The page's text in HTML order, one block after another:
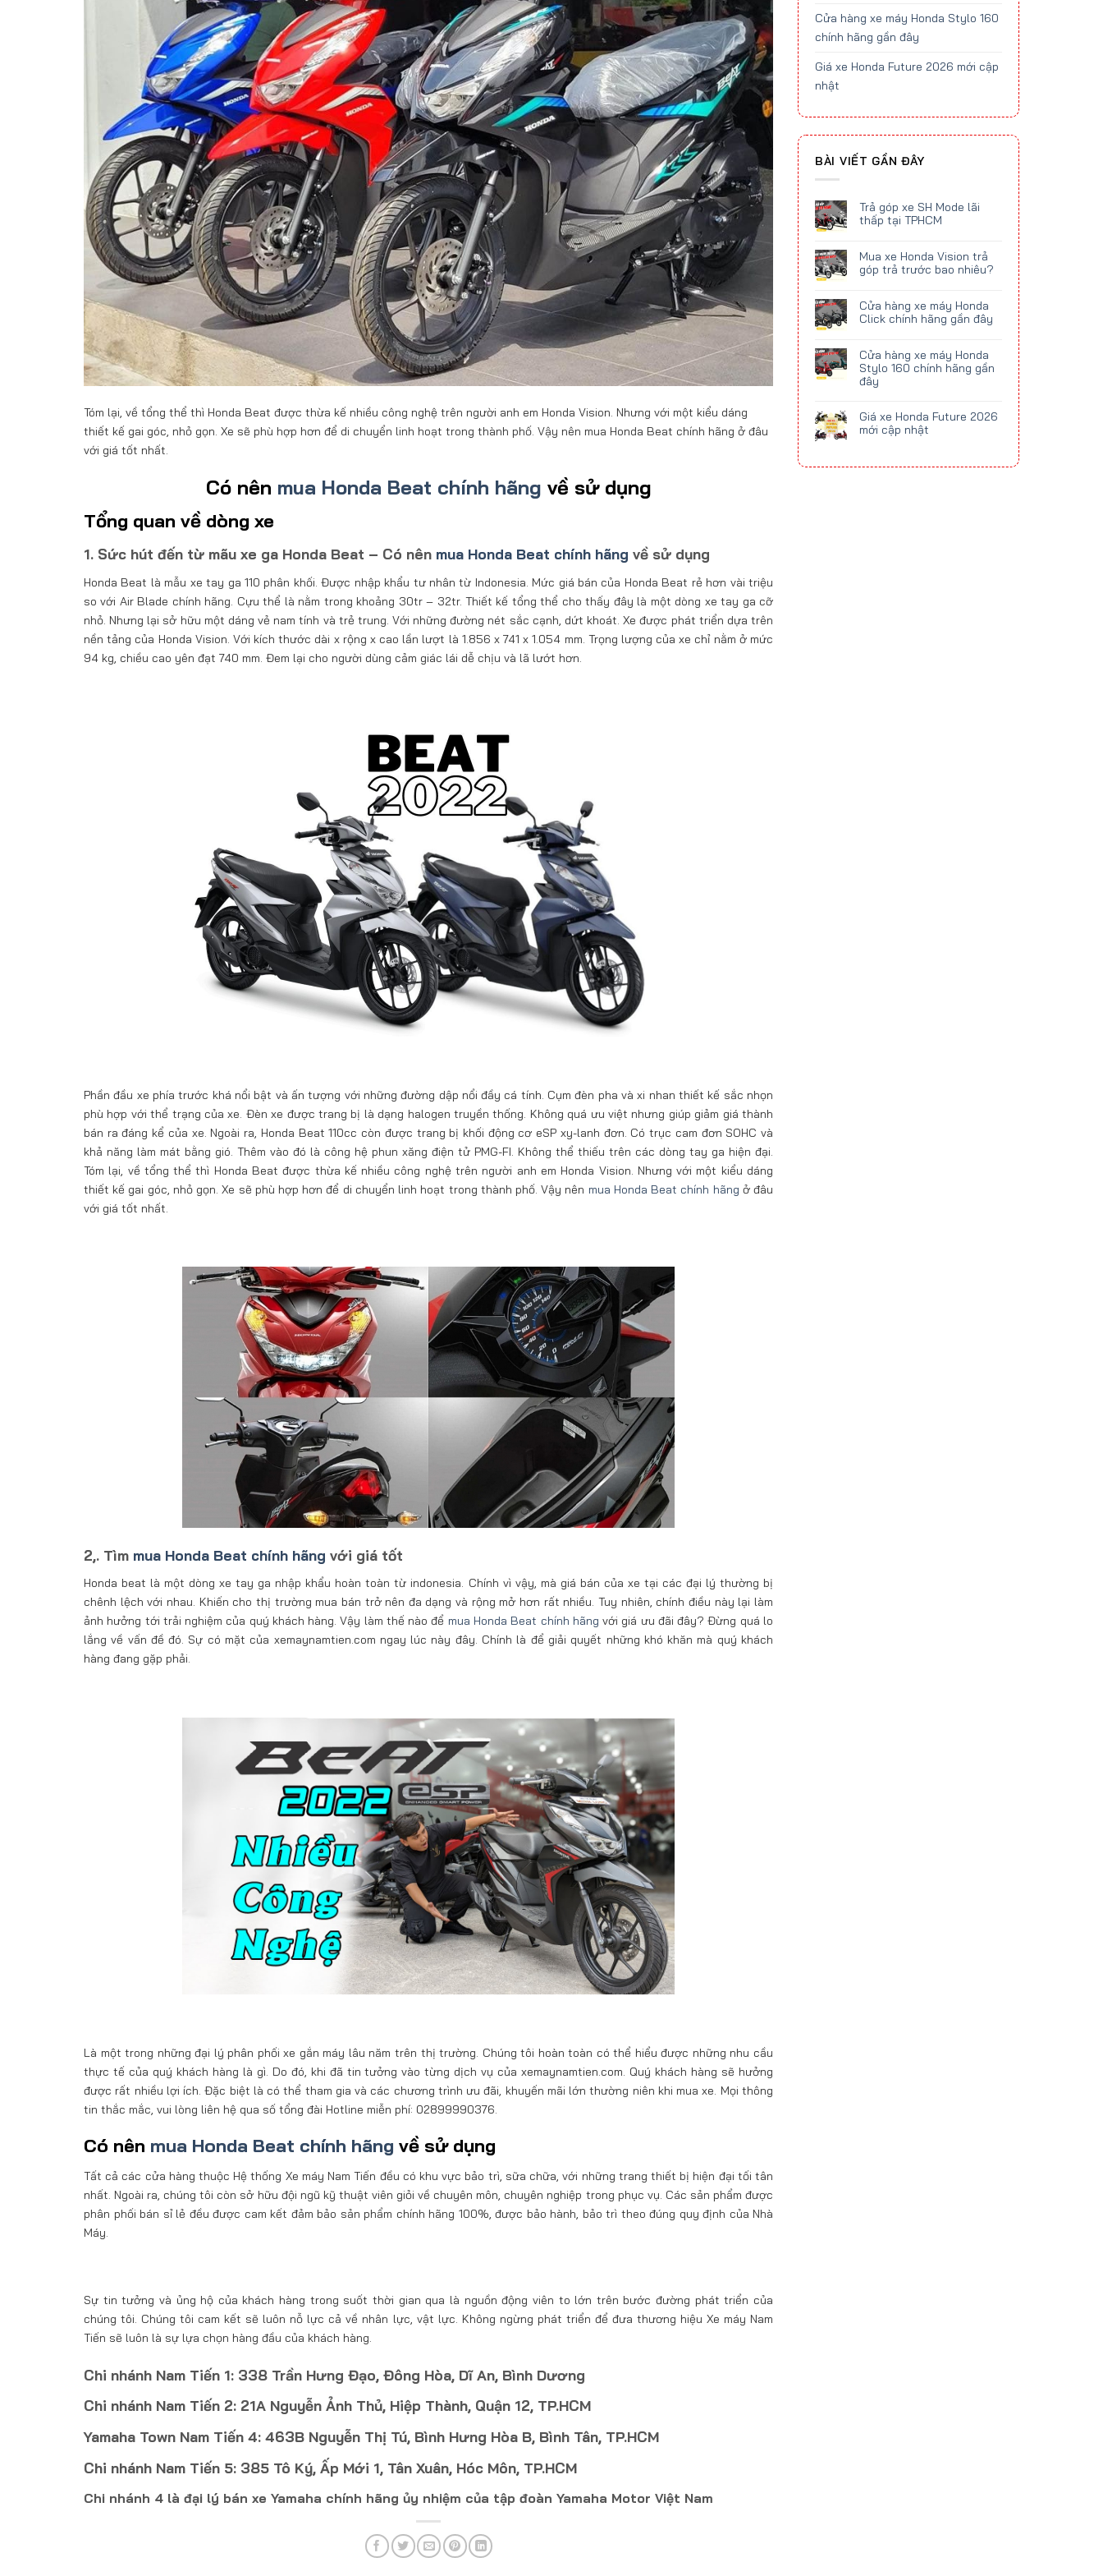
Tóm lại, về tổng thể thì Honda Beat được thừa kế nhiều công nghệ trên người anh em Honda Vision. Nhưng với một kiểu dáng
thiết kế gai góc, nhỏ gọn. Xe sẽ phù hợp hơn để di chuyển linh hoạt trong thành phố. Vậy nên mua Honda Beat chính hãng ở đâu
với giá tốt nhất.
Có nên mua Honda Beat chính hãng về sử dụng
Tổng quan về dòng xe
1. Sức hút đến từ mãu xe ga Honda Beat – Có nên mua Honda Beat chính hãng về sử dụng
Honda Beat là mẫu xe tay ga 110 phân khối. Được nhập khẩu tư nhân từ Indonesia. Mức giá bán của Honda Beat rẻ hơn vài triệu
so với Air Blade chính hãng. Cựu thể là nằm trong khoảng 30tr – 32tr. Thiết kế tổng thể cho thấy đây là một dòng xe tay ga cỡ
nhỏ. Nhưng lại sở hữu một dáng vẻ nam tính và trẻ trung. Với những đường nét sắc cạnh, dứt khoát. Xe được phát triển dựa trên
nền tảng của Honda Vision. Với kích thước dài x rộng x cao lần lượt là 1.856 x 741 x 1.054 mm. Trọng lượng của xe chỉ nằm ở mức
94 kg, chiều cao yên đạt 740 mm. Đem lại cho người dùng cảm giác lái dễ chịu và lã lướt hơn.
Phần đầu xe phía trước khá nổi bật và ấn tượng với những đường dập nổi đầy cá tính. Cụm đèn pha và xi nhan thiết kế sắc nhọn
phù hợp với thể trạng của xe. Đèn xe được trang bị là dạng halogen truyền thống. Không quá ưu việt nhưng giúp giảm giá thành
bán ra đáng kể của xe. Ngoài ra, Honda Beat 110cc còn được trang bị khối động cơ eSP xy-lanh đơn. Có trục cam đơn SOHC và
khả năng làm mát bằng gió. Thêm vào đó là công hệ phun xăng điện tử PMG-FI. Không thể thiếu trên các dòng tay ga hiện đại.
Tóm lại, về tổng thể thì Honda Beat được thừa kế nhiều công nghệ trên người anh em Honda Vision. Nhưng với một kiểu dáng
thiết kế gai góc, nhỏ gọn. Xe sẽ phù hợp hơn để di chuyển linh hoạt trong thành phố. Vậy nên mua Honda Beat chính hãng ở đâu
với giá tốt nhất.
2,. Tìm mua Honda Beat chính hãng với giá tốt
Honda beat là một dòng xe tay ga nhập khẩu hoàn toàn từ indonesia. Chính vì vậy, mà giá bán của xe tại các đại lý thường bị
chênh lệch với nhau. Khiến cho thị trường mua bán trở nên đa dạng và rộng mở hơn rất nhiều. Tuy nhiên, chính điều này lại làm
ảnh hưởng tới trải nghiệm của quý khách hàng. Vậy làm thế nào để mua Honda Beat chính hãng với giá ưu đãi đây? Đừng quá lo
lắng về vấn đề đó. Sự có mặt của xemaynamtien.com ngay lúc này đây. Chính là để giải quyết những khó khăn mà quý khách
hàng đang gặp phải.
Là một trong những đại lý phân phối xe gắn máy lâu năm trên thị trường. Chúng tôi hoàn toàn có thể hiểu được những nhu cầu
thực tế của quý khách hàng là gì. Do đó, khi đã tin tưởng vào từng dịch vụ của xemaynamtien.com. Quý khách hàng sẽ hưởng
được rất nhiều lợi ích. Đặc biệt là có thể tham gia và các chương trình ưu đãi, khuyến mãi lớn thường niên khi mua xe. Mọi thông
tin thắc mắc, vui lòng liên hệ qua số tổng đài Hotline miễn phí: 02899990376.
Có nên mua Honda Beat chính hãng về sử dụng
Tất cả các cửa hàng thuộc Hệ thống Xe máy Nam Tiến đều có khu vực bảo trì, sữa chữa, với những trang thiết bị hiện đại tối tân
nhất. Ngoài ra, chúng tôi còn sở hữu đội ngũ kỹ thuật viên giỏi về chuyên môn, chuyên nghiệp trong phục vụ. Các sản phẩm được
phân phối bán sỉ lẻ đều được cam kết đảm bảo sản phẩm chính hãng 100%, được bảo hành, bảo trì theo đúng quy định của Nhà
Máy.
Sự tin tưởng và ủng hộ của khách hàng trong suốt thời gian qua là nguồn động viên to lớn trên bước đường phát triển của
chúng tôi. Chúng tôi cam kết sẽ luôn nỗ lực cả về nhân lực, vật lực. Không ngừng phát triển để đưa thương hiệu Xe máy Nam
Tiến sẽ luôn là sự lựa chọn hàng đầu của khách hàng.
Chi nhánh Nam Tiến 1: 338 Trần Hưng Đạo, Đông Hòa, Dĩ An, Bình Dương
Chi nhánh Nam Tiến 2: 21A Nguyễn Ảnh Thủ, Hiệp Thành, Quận 12, TP.HCM
Yamaha Town Nam Tiến 4: 463B Nguyễn Thị Tú, Bình Hưng Hòa B, Bình Tân, TP.HCM
Chi nhánh Nam Tiến 5: 385 Tô Ký, Ấp Mới 1, Tân Xuân, Hóc Môn, TP.HCM
Chi nhánh 4 là đại lý bán xe Yamaha chính hãng ủy nhiệm của tập đoàn Yamaha Motor Việt Nam
Cửa hàng xe máy Honda Stylo 160
chính hãng gần đây
Giá xe Honda Future 2026 mới cập
nhật
BÀI VIẾT GẦN ĐÂY
Trả góp xe SH Mode lãi
thấp tại TPHCM
Mua xe Honda Vision trả
góp trả trước bao nhiêu?
Cửa hàng xe máy Honda
Click chính hãng gần đây
Cửa hàng xe máy Honda
Stylo 160 chính hãng gần
đây
Giá xe Honda Future 2026
mới cập nhật